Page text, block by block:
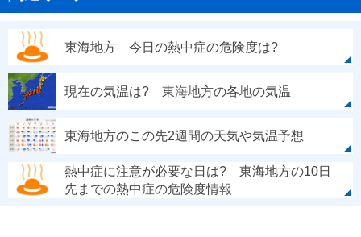
東海地方 今日の熱中症の危険度は?
現在の気温は? 東海地方の各地の気温
東海地方のこの先2週間の天気や気温予想
熱中症に注意が必要な日は? 東海地方の10日
先までの熱中症の危険度情報